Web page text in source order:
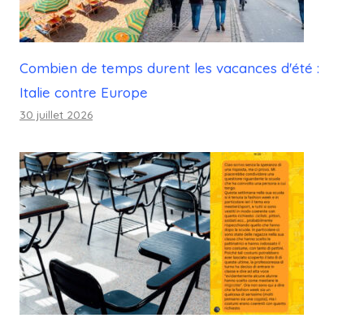
Combien de temps durent les vacances d'été :
Italie contre Europe
30 juillet 2026